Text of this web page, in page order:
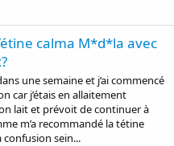
calma M*d*la avec
une semaine et j’ai commencé
car j’étais en allaitement
lait et prévoit de continuer à
m’a recommandé la tétine
sein...